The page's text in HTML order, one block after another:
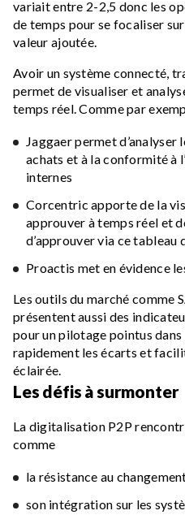
variait entre 2-2,5 donc les
de temps pour se focaliser
valeur ajoutée.
Avoir un système connecté,
permet de visualiser et
temps réel. Comme par
Jaggaer permet d’analyser
achats et à la conformité à
internes
Corcentric apporte de la
approuver à temps réel et
d’approuver via ce tableau
Proactis met en évidence
Les outils du marché comme
présentent aussi des
pour un pilotage pointus
rapidement les écarts et
éclairée.
Les défis à surmonter
La digitalisation P2P
comme
la résistance au
son intégration sur les